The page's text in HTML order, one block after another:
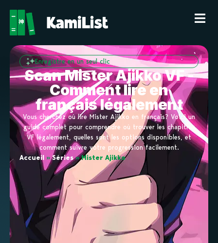
Enregistre en un seul clic
Scan Mister Ajikko VF -
Comment lire en
français légalement
Vous cherchez où lire Mister Ajikko en français? Voici un
guide complet pour comprendre où trouver les chapitres
VF légalement, quelles sont les options disponibles, et
comment suivre votre progression facilement.
Accueil »Séries»Mister Ajikko